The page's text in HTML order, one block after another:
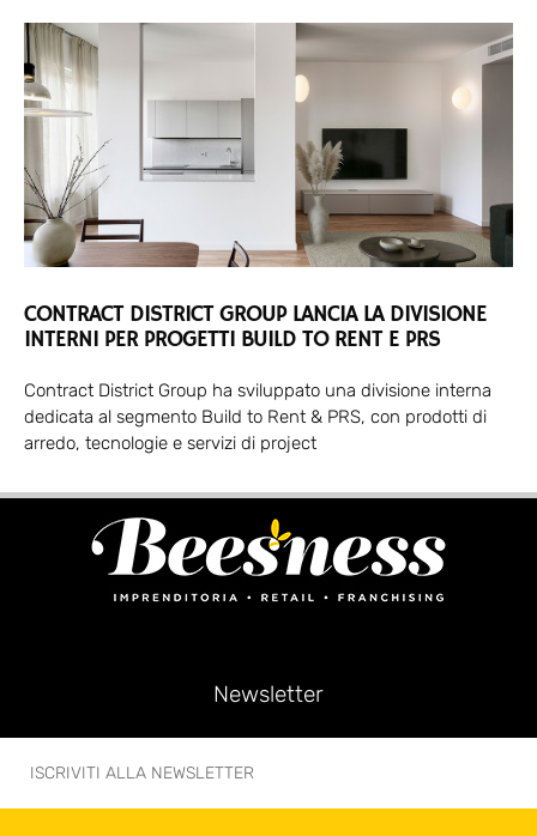
CONTRACT DISTRICT GROUP LANCIA LA DIVISIONE
INTERNI PER PROGETTI BUILD TO RENT E PRS
Contract District Group ha sviluppato una divisione interna
dedicata al segmento Build to Rent & PRS, con prodotti di
arredo, tecnologie e servizi di project
Newsletter